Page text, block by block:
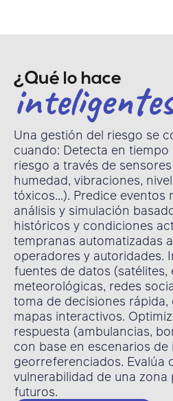
¿Qué lo hace
Una gestión del riesgo se
cuando: Detecta en
riesgo a través de
humedad, vibraciones,
tóxicos…). Predice eventos
análisis y simulación
históricos y condiciones
tempranas automatizadas
operadores y autoridades.
fuentes de datos (satélites,
meteorológicas, redes
toma de decisiones
mapas interactivos.
respuesta (ambulancias,
con base en escenarios de
georreferenciados. Evalúa
vulnerabilidad de una
futuros.